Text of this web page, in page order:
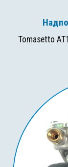
Tomasetto